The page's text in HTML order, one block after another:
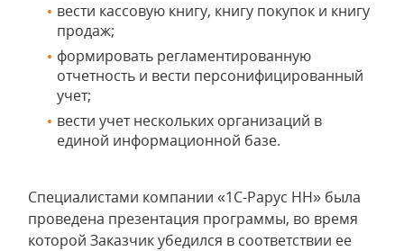
вести кассовую книгу, книгу покупок и книгу
продаж;
формировать регламентированную
отчетность и вести персонифицированный
учет;
вести учет нескольких организаций в
единой информационной базе.
Специалистами компании «1С-Рарус НН» была
проведена презентация программы, во время
которой Заказчик убедился в соответствии ее